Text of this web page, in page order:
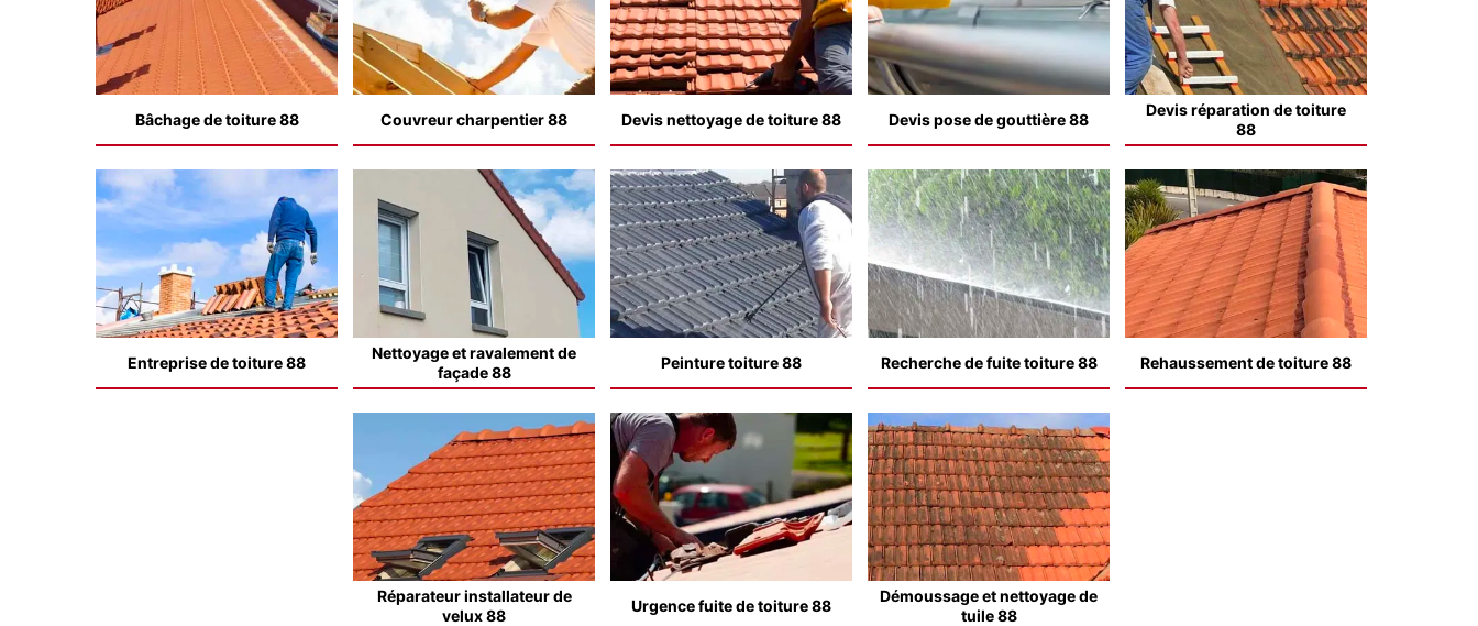
Bâchage de toiture 88 Couvreur charpentier 88 Devis nettoyage de toiture 88 Devis pose de gouttière 88
Devis réparation de toiture
88
Entreprise de toiture 88
Nettoyage et ravalement de
façade 88
Peinture toiture 88 Recherche de fuite toiture 88 Rehaussement de toiture 88
Réparateur installateur de
velux 88
Urgence fuite de toiture 88
Démoussage et nettoyage de
tuile 88